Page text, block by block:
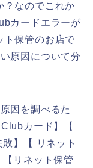
？なのでこれか
カードエラーが
ト保管のお店で
原因について分
因を調べるた
カード】【
】【 リネット
リネット保管